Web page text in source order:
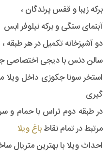
برکه زیبا و قفس پرندگان ،
آبنمای سنگی و برکه نیلوفر ابس
دو آشپزخانه تکمیل در هر طبقه ،
سالن دنس با دیجی اختصاصی
استخر سونا جکوزی داخل
گیری
در طبقه دوم تراس با حمام و
مرتبط در تمام نقاطباغ ویلا
احداث ویلا با بهترین متریال